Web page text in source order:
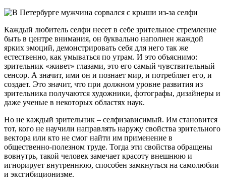
Каждый любитель селфи несет в себе зрительное стремление
быть в центре внимания, он буквально наполнен жаждой
ярких эмоций, демонстрировать себя для него так же
естественно, как умываться по утрам. И это объяснимо:
зрительник «живет» глазами, это его самый чувствительный
сенсор. А значит, ими он и познает мир, и потребляет его, и
создает. Это значит, что при должном уровне развития из
зрительника получаются художники, фотографы, дизайнеры и
даже ученые в некоторых областях наук.
Но не каждый зрительник – селфизависимый. Им становится
тот, кого не научили направлять наружу свойства зрительного
вектора или кто не смог найти им применение в
общественно-полезном труде. Тогда эти свойства обращены
вовнутрь, такой человек замечает красоту внешнюю и
игнорирует внутреннюю, способен замкнуться на самолюбии
и эксгибиционизме.